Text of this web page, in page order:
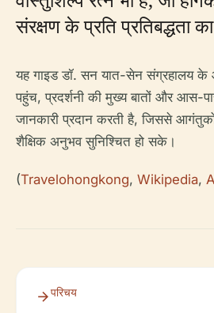
संरक्षण के प्रति प्रतिबद्धता
यह गाइड डॉ. सन यात-सेन संग्रहालय
पहुंच, प्रदर्शनी की मुख्य बातों और आस-
जानकारी प्रदान करती है, जिससे
शैक्षिक अनुभव सुनिश्चित हो सके।
(Travelohongkong, Wikipedia,
परिचय